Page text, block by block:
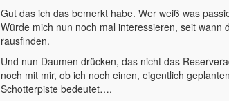
Gut das ich das bemerkt habe. Wer weiß was
Würde mich nun noch mal interessieren, seit wann
rausfinden.
Und nun Daumen drücken, das nicht das
noch mit mir, ob ich noch einen, eigentlich
Schotterpiste bedeutet….